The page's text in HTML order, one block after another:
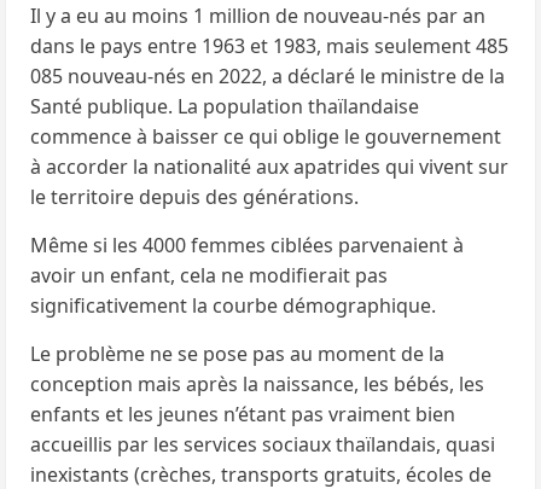
Il y a eu au moins 1 million de nouveau-nés par an
dans le pays entre 1963 et 1983, mais seulement 485
085 nouveau-nés en 2022, a déclaré le ministre de la
Santé publique. La population thaïlandaise
commence à baisser ce qui oblige le gouvernement
à accorder la nationalité aux apatrides qui vivent sur
le territoire depuis des générations.
Même si les 4000 femmes ciblées parvenaient à
avoir un enfant, cela ne modifierait pas
significativement la courbe démographique.
Le problème ne se pose pas au moment de la
conception mais après la naissance, les bébés, les
enfants et les jeunes n’étant pas vraiment bien
accueillis par les services sociaux thaïlandais, quasi
inexistants (crèches, transports gratuits, écoles de